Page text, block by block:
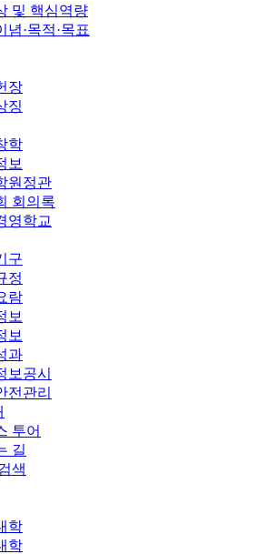
및 핵심역량
념·목적·목표
장
징
학
보
원정관
회의록
영학교
구
정
람
보
보
과
보공시
전관리
투어
길
색
학
학